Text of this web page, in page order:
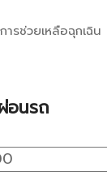
รช่วยเหลือฉุกเฉิน
อนรถ